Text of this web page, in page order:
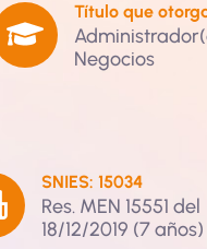
Título que
Negocios
SNIES: 15034
Res. MEN 15551 del
18/12/2019 (7 años)